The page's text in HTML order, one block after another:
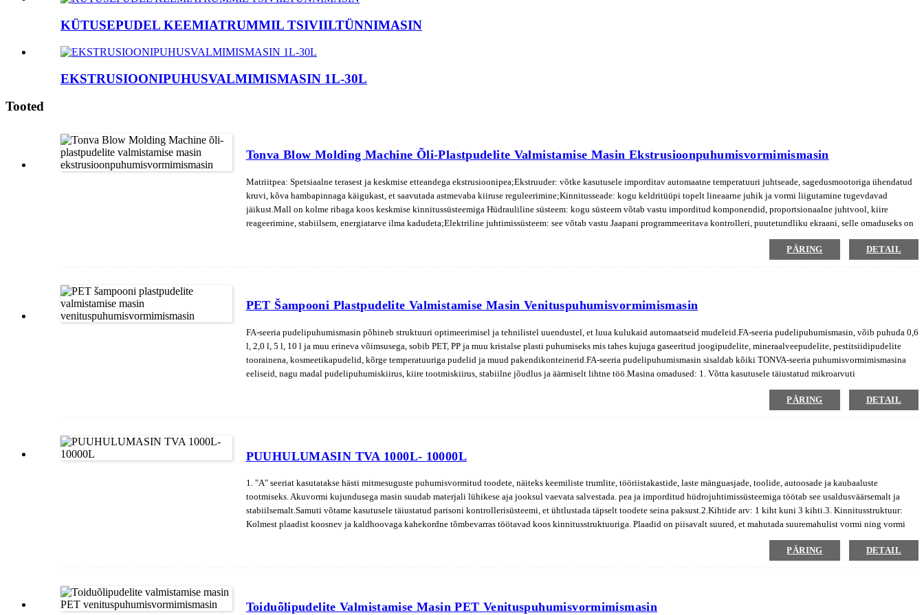
KÜTUSEPUDEL KEEMIATRUMMIL TSIVIILTÜNNIMASIN
EKSTRUSIOONIPUHUSVALMIMISMASIN 1L-30L
Tooted
Tonva Blow Molding Machine Õli-Plastpudelite Valmistamise Masin Ekstrusioonpuhumisvormimismasin
Matriitpea: Spetsiaalne terasest ja keskmise etteandega ekstrusioonipea;Ekstruuder: võtke kasutusele imporditav automaatne temperatuuri juhtseade, sagedusmootoriga ühendatud
kruvi, kõva hambapinnaga käigukast, et saavutada astmevaba kiiruse reguleerimine;Kinnitusseade: kogu keldritüüpi topelt lineaarne juhik ja vormi liigutamine tugevdavad
jäikust.Mall on kolme ribaga koos keskmise kinnitussüsteemiga Hüdrauliline süsteem: kogu süsteem võtab vastu imporditud komponendid, proportsionaalne juhtvool, kiire
reageerimine, stabiilsem, energiatarve ilma kadudeta;Elektriline juhtimissüsteem: see võtab vastu Jaapani programmeeritava kontrolleri, puutetundliku ekraani, selle omaduseks on
PÄRING
DETAIL
PET Šampooni Plastpudelite Valmistamise Masin Venituspuhumisvormimismasin
FA-seeria pudelipuhumismasin põhineb struktuuri optimeerimisel ja tehnilistel uuendustel, et luua kulukaid automaatseid mudeleid.FA-seeria pudelipuhumismasin, võib puhuda 0,6
l, 2,0 l, 5 l, 10 l ja muu erineva võimsusega, sobib PET, PP ja muu kristalse plasti puhumiseks mis tahes kujuga gaseeritud joogipudelite, mineraalveepudelite, pestitsiidipudelite
toorainena, kosmeetikapudelid, kõrge temperatuuriga pudelid ja muud pakendikonteinerid.FA-seeria pudelipuhumismasin sisaldab kõiki TONVA-seeria puhumisvormimismasina
eeliseid, nagu madal pudelipuhumiskiirus, kiire tootmiskiirus, stabiilne jõudlus ja äärmiselt lihtne töö.Masina omadused: 1. Võtta kasutusele täiustatud mikroarvuti
kasutamine;2. Lambi toru ja peegeldusplaadi laiust ja kõrgust küttepiirkonnas saab reguleerida nii, et need sobiksid erinevate konstruktsioonide tooriku kuumutamisega ning
automaatne kahel viisil;9.turvaline ja usaldusväärne ainulaadne klapi asendi disain, kuid muudab ka gaasitee selgeks;10. Tootmisprotsess on täielikult automatiseeritud, mille
PÄRING DETAIL
PUUHULUMASIN TVA 1000L- 10000L
1. "A" seeriat kasutatakse hästi mitmesuguste puhumisvormitud toodete, näiteks keemiliste trumlite, tööriistakastide, laste mänguasjade, toolide, autoosade ja kaubaaluste
tootmiseks. Akuvormi kujundusega masin suudab materjali lühikese aja jooksul vaevata salvestada. pea ja imporditud hüdrojuhtimissüsteemiga töötab see usaldusväärsemalt ja
stabiilsemalt.Samuti võtame kasutusele täiustatud parisoni kontrollerisüsteemi, et ühtlustada täpselt toodete seina paksust.2.Kihtide arv: 1 kiht kuni 3 kihti.3. Kinnitusstruktuur:
Kolmest plaadist koosnev ja kaldhoovaga kahekordne tõmbevarras töötavad koos kinnitusstruktuuriga. Plaadid on piisavalt suured, et mahutada suuremahulist vormi ning vormi
PÄRING
DETAIL
Toiduõlipudelite Valmistamise Masin PET Venituspuhumisvormimismasin